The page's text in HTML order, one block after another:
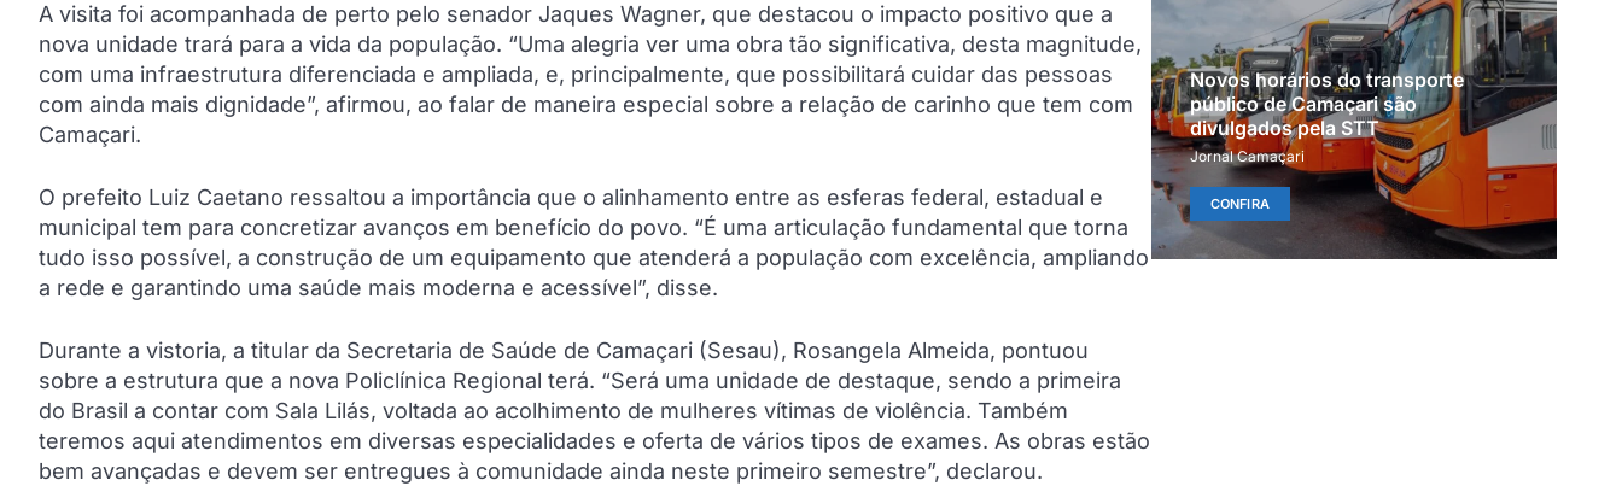
A visita foi acompanhada de perto pelo senador Jaques Wagner, que destacou o impacto positivo que a
nova unidade trará para a vida da população. “Uma alegria ver uma obra tão significativa, desta magnitude,
com uma infraestrutura diferenciada e ampliada, e, principalmente, que possibilitará cuidar das pessoas
com ainda mais dignidade”, afirmou, ao falar de maneira especial sobre a relação de carinho que tem com
Camaçari.
O prefeito Luiz Caetano ressaltou a importância que o alinhamento entre as esferas federal, estadual e
municipal tem para concretizar avanços em benefício do povo. “É uma articulação fundamental que torna
tudo isso possível, a construção de um equipamento que atenderá a população com excelência, ampliando
a rede e garantindo uma saúde mais moderna e acessível”, disse.
Durante a vistoria, a titular da Secretaria de Saúde de Camaçari (Sesau), Rosangela Almeida, pontuou
sobre a estrutura que a nova Policlínica Regional terá. “Será uma unidade de destaque, sendo a primeira
do Brasil a contar com Sala Lilás, voltada ao acolhimento de mulheres vítimas de violência. Também
teremos aqui atendimentos em diversas especialidades e oferta de vários tipos de exames. As obras estão
bem avançadas e devem ser entregues à comunidade ainda neste primeiro semestre”, declarou.
Novos horários do transporte
público de Camaçari são
divulgados pela STT
Jornal Camaçari
CONFIRA